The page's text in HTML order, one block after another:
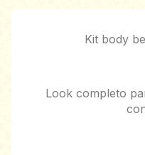
Kit body
Look completo